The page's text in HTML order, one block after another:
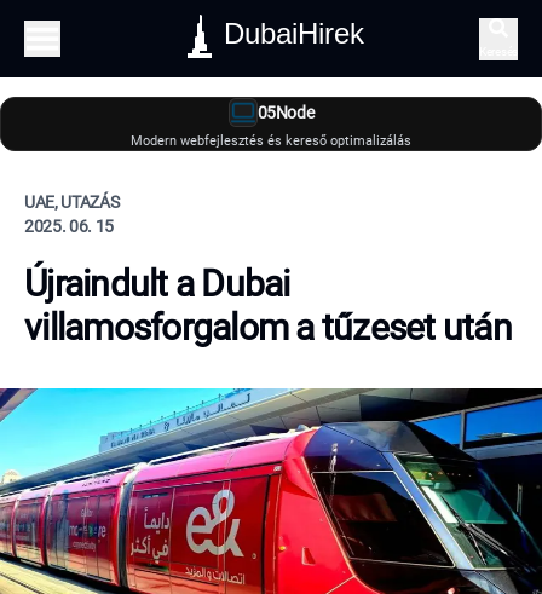
DubaiHirek
05Node
Modern webfejlesztés és kereső optimalizálás
UAE, UTAZÁS
2025. 06. 15
Újraindult a Dubai
villamosforgalom a tűzeset után